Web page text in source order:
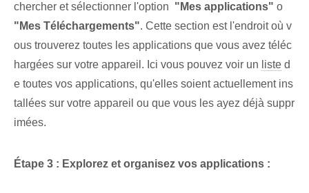
chercher et sélectionner⁤ l'option ⁢ "Mes applications" o
"Mes Téléchargements". ⁤Cette section est l'endroit où v
ous trouverez toutes les ⁢applications que vous avez téléc
hargées sur votre appareil. Ici vous pouvez voir un liste d
e toutes vos applications, qu'elles soient actuellement ins
tallées sur votre appareil ou que vous les ayez déjà suppr
imées.
Étape 3 : Explorez et organisez vos applications :